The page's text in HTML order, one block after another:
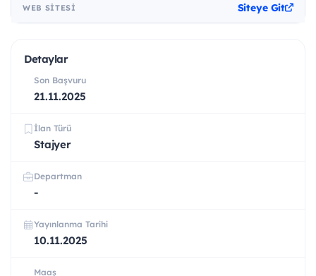
WEB SITESI Siteye Git
Detaylar
Son Başvuru
21.11.2025
İlan Türü
Stajyer
Departman
-
Yayınlanma Tarihi
10.11.2025
Maaş